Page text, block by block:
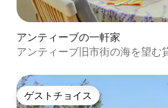
アンティーブの一軒家
アンティーブ旧市街の海を望む
ゲストチョイス
ゲストチョイス